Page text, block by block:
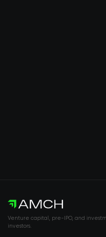
Venture capital, pre-IPO, and
investors.